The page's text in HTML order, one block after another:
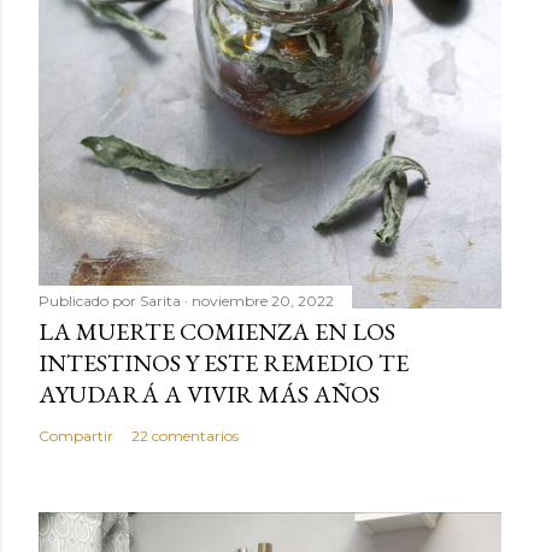
Publicado por Sarita noviembre 20, 2022
LA MUERTE COMIENZA EN LOS
INTESTINOS Y ESTE REMEDIO TE
AYUDARÁ A VIVIR MÁS AÑOS
Compartir 22 comentarios